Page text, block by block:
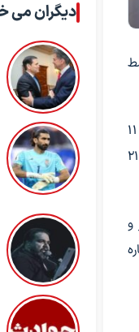
منطقه ۴ به عنوان یکی از مناطق متوسط‌نشین شرق تهران، در فایل‌های اجاره‌ای خود واحدهایی با متوسط متراژ ۱۱۰ متر و عمر بنای ۱۱
سال را شامل می‌شود. متوسط ودیعه مورد نیاز برای اجاره در این منطقه یک میلیارد و ۵۰۰ میلیون تومان و متوسط اجاره‌بهای ماهانه ۲۱
عرضه‌شده برای اجاره ۱۰۱ متر و
و اجاره
دیگران می